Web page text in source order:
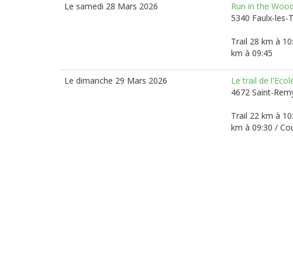
Le samedi 28 Mars 2026
Run in the
5340 Faulx-les-
Trail 28 km à
km à 09:45
Le dimanche 29 Mars 2026
Le trail de
4672 Saint-
Trail 22 km à
km à 09:30 /